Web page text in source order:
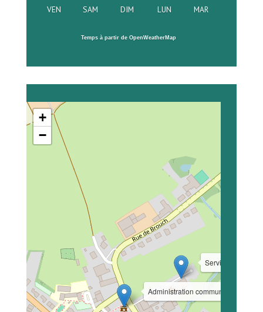
VEN SAM DIM LUN MAR
Temps à partir de OpenWeatherMap
Administration communale
Service technique
+
−